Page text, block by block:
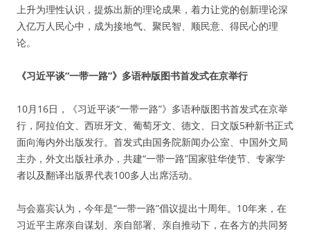
上升为理性认识，提炼出新的理论成果，着力让党的创新理论深
入亿万人民心中，成为接地气、聚民智、顺民意、得民心的理
论。
《习近平谈“一带一路”》多语种版图书首发式在京举行
10月16日，《习近平谈“一带一路”》多语种版图书首发式在京举
行，阿拉伯文、西班牙文、葡萄牙文、德文、日文版5种新书正式
面向海内外出版发行。首发式由国务院新闻办公室、中国外文局
主办，外文出版社承办，共建“一带一路”国家驻华使节、专家学
者以及翻译出版界代表100多人出席活动。
与会嘉宾认为，今年是“一带一路”倡议提出十周年。10年来，在
习近平主席亲自谋划、亲自部署、亲自推动下，在各方的共同努